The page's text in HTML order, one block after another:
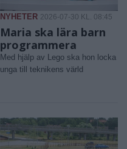
NYHETER 2026-07-30 KL. 08:45
Maria ska lära barn
programmera
Med hjälp av Lego ska hon locka
unga till teknikens värld